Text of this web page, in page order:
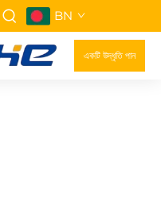
BN
একটি উদ্ধৃতি পান